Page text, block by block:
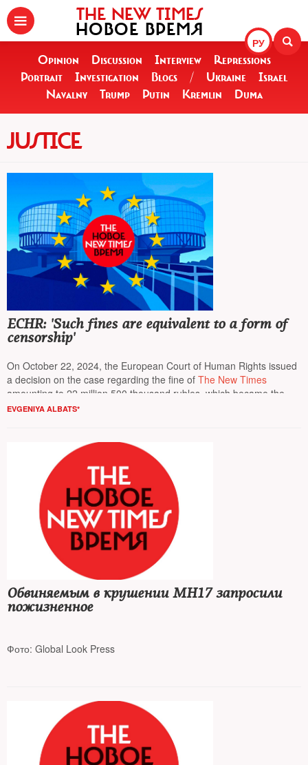
РУ
THE NEW TIMES
НОВОЕ ВРЕМЯ
Opinion Discussion Interview
Repressions
Portrait
Investigation Blogs / Ukraine
Israel
Navalny
Trump Putin Kremlin Duma
JUSTICE
ECHR: 'Such fines are equivalent to a form of
censorship'
On October 22, 2024, the European Court of Human Rights issued
a decision on the case regarding the fine of The New Times
amounting to 22 million 500 thousand rubles, which became the
largest fine in the history of Russian media. The court ordered the
Yevgenia Albats*
EVGENIYA ALBATS*
Обвиняемым в крушении МН17 запросили
пожизненное
Фото: Global Look Press
Эксперты сомневаются, что фигуранты вскоре окажутся на
скамье подсудимых, поскольку находятся в России